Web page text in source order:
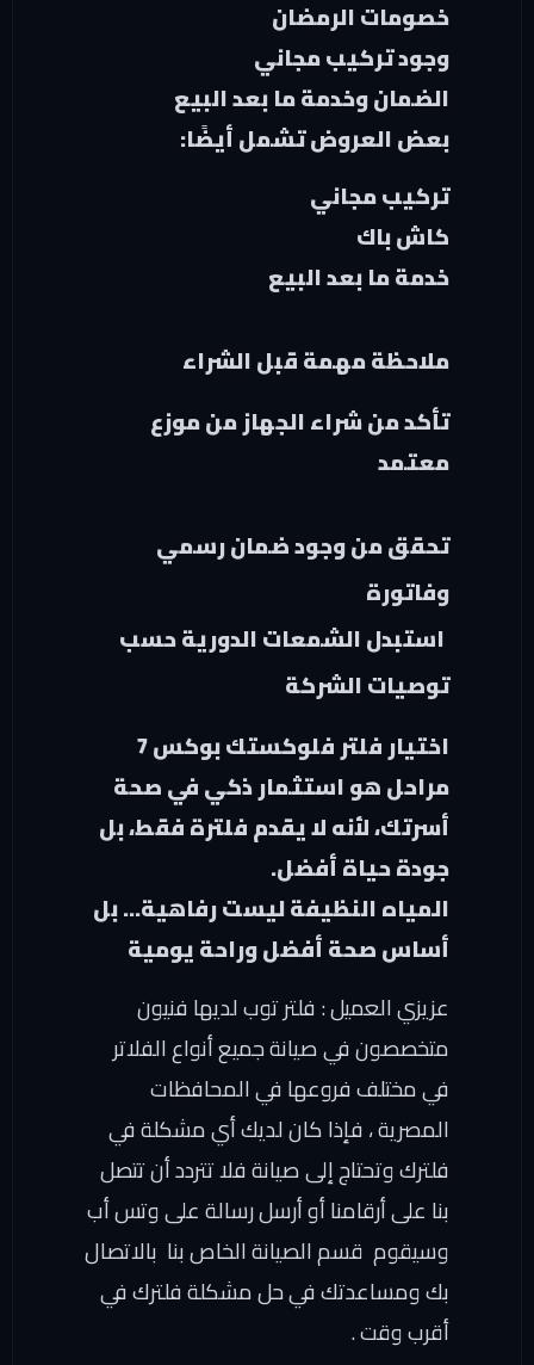
خصومات الرمضان
وجود تركيب مجاني
الضمان وخدمة ما بعد البيع
بعض العروض تشمل أيضًا:
تركيب مجاني
كاش باك
خدمة ما بعد البيع
ملاحظة مهمة قبل الشراء
تأكد من شراء الجهاز من موزع
معتمد
تحقق من وجود ضمان رسمي
وفاتورة
استبدل الشمعات الدورية حسب
توصيات الشركة
اختيار فلتر فلوكستك بوكس 7
مراحل هو استثمار ذكي في صحة
أسرتك، لأنه لا يقدم فلترة فقط، بل
جودة حياة أفضل.
المياه النظيفة ليست رفاهية… بل
أساس صحة أفضل وراحة يومية
عزيزي العميل: فلتر توب لديها فنيون
متخصصون في صيانة جميع أنواع الفلاتر
في مختلف فروعها في المحافظات
المصرية ، فإذا كان لديك أي مشكلة في
فلترك وتحتاج إلى صيانة فلا تتردد أن تتصل
بنا على أرقامنا أو أرسل رسالة على وتس أب
وسيقوم قسم الصيانة الخاص بنا بالاتصال
بك ومساعدتك في حل مشكلة فلترك في
أقرب وقت .